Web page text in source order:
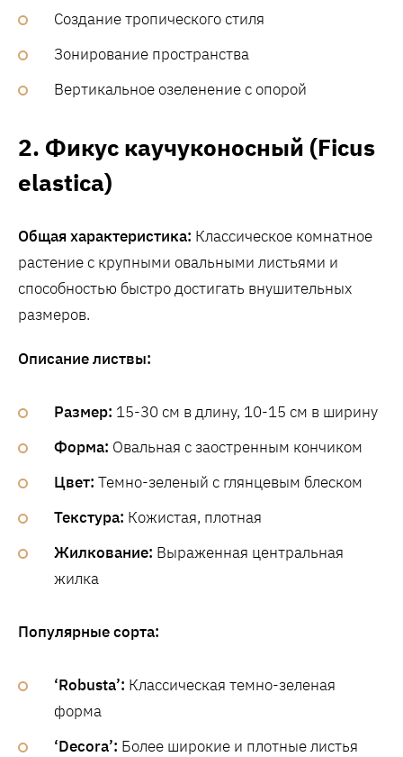
Создание тропического стиля
Зонирование пространства
Вертикальное озеленение с опорой
2. Фикус каучуконосный (Ficus
elastica)
Общая характеристика: Классическое комнатное
растение с крупными овальными листьями и
способностью быстро достигать внушительных
размеров.
Описание листвы:
Размер: 15-30 см в длину, 10-15 см в ширину
Форма: Овальная с заостренным кончиком
Цвет: Темно-зеленый с глянцевым блеском
Текстура: Кожистая, плотная
Жилкование: Выраженная центральная
жилка
Популярные сорта:
‘Robusta’: Классическая темно-зеленая
форма
‘Decora’: Более широкие и плотные листья